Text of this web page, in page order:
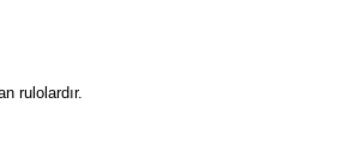
rulolardır.